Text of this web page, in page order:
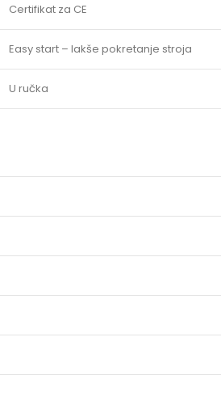
Certifikat za CE
Easy start – lakše pokretanje stroja
U ručka